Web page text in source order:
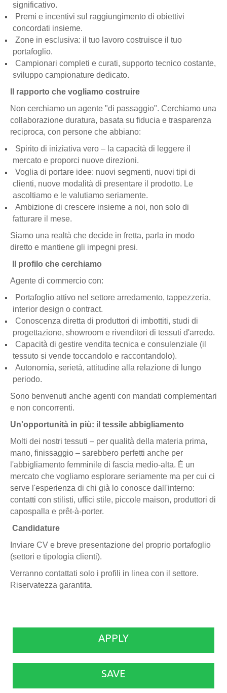
significativo.
Premi e incentivi sul raggiungimento di obiettivi
concordati insieme.
Zone in esclusiva: il tuo lavoro costruisce il tuo
portafoglio.
Campionari completi e curati, supporto tecnico costante,
sviluppo campionature dedicato.
Il rapporto che vogliamo costruire
Non cerchiamo un agente "di passaggio". Cerchiamo una
collaborazione duratura, basata su fiducia e trasparenza
reciproca, con persone che abbiano:
Spirito di iniziativa vero – la capacità di leggere il
mercato e proporci nuove direzioni.
Voglia di portare idee: nuovi segmenti, nuovi tipi di
clienti, nuove modalità di presentare il prodotto. Le
ascoltiamo e le valutiamo seriamente.
Ambizione di crescere insieme a noi, non solo di
fatturare il mese.
Siamo una realtà che decide in fretta, parla in modo
diretto e mantiene gli impegni presi.
Il profilo che cerchiamo
Agente di commercio con:
Portafoglio attivo nel settore arredamento, tappezzeria,
interior design o contract.
Conoscenza diretta di produttori di imbottiti, studi di
progettazione, showroom e rivenditori di tessuti d'arredo.
Capacità di gestire vendita tecnica e consulenziale (il
tessuto si vende toccandolo e raccontandolo).
Autonomia, serietà, attitudine alla relazione di lungo
periodo.
Sono benvenuti anche agenti con mandati complementari
e non concorrenti.
Un'opportunità in più: il tessile abbigliamento
Molti dei nostri tessuti – per qualità della materia prima,
mano, finissaggio – sarebbero perfetti anche per
l'abbigliamento femminile di fascia medio-alta. È un
mercato che vogliamo esplorare seriamente ma per cui ci
serve l'esperienza di chi già lo conosce dall'interno:
contatti con stilisti, uffici stile, piccole maison, produttori di
capospalla e prêt-à-porter.
Candidature
Inviare CV e breve presentazione del proprio portafoglio
(settori e tipologia clienti).
Verranno contattati solo i profili in linea con il settore.
Riservatezza garantita.
APPLY
SAVE